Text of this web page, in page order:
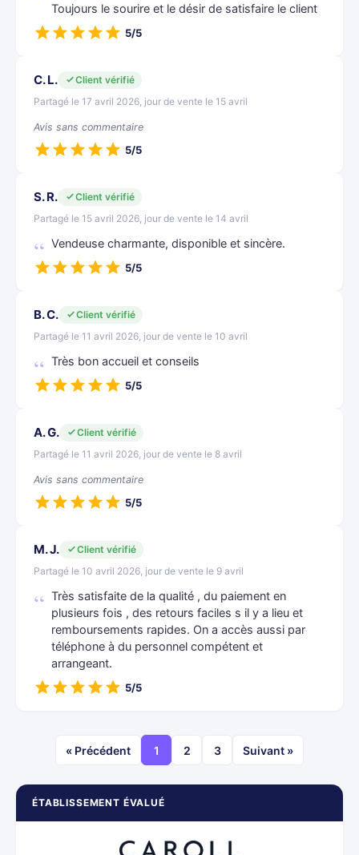
ÉTABLISSEMENT ÉVALUÉ
Toujours le sourire et le désir de satisfaire le client
5/5
C. L.
Client vérifié
Partagé le 17 avril 2026, jour de vente le 15 avril
Avis sans commentaire
5/5
S. R.
Client vérifié
Partagé le 15 avril 2026, jour de vente le 14 avril
Vendeuse charmante, disponible et sincère.
5/5
B. C.
Client vérifié
Partagé le 11 avril 2026, jour de vente le 10 avril
Très bon accueil et conseils
5/5
A. G.
Client vérifié
Partagé le 11 avril 2026, jour de vente le 8 avril
Avis sans commentaire
5/5
M. J.
Client vérifié
Partagé le 10 avril 2026, jour de vente le 9 avril
Très satisfaite de la qualité , du paiement en
plusieurs fois , des retours faciles s il y a lieu et
remboursements rapides. On a accès aussi par
téléphone à du personnel compétent et
arrangeant.
5/5
« Précédent 1 2 3 Suivant »